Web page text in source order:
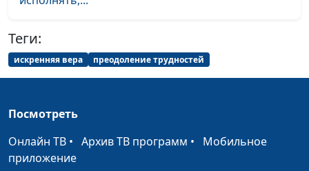
Бог молчит. Что
Анна Богатская, Роман
#120
Я пришла к Богу,
Теги:
искренняя вера преодоление трудностей
Посмотреть
Онлайн ТВ • Архив ТВ программ • Мобильное
приложение